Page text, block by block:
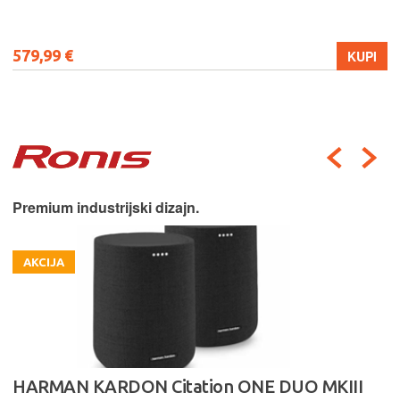
579,99 € KUPI
Premium industrijski dizajn.
AKCIJA
HARMAN KARDON Citation ONE DUO MKIII